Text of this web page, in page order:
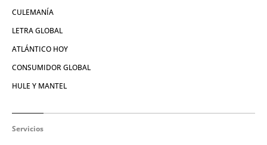
CULEMANÍA
LETRA GLOBAL
ATLÁNTICO HOY
CONSUMIDOR GLOBAL
HULE Y MANTEL
Servicios